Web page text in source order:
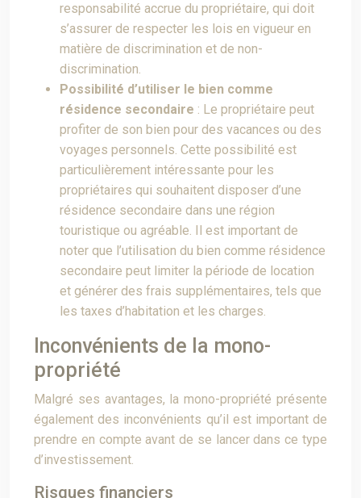
responsabilité accrue du propriétaire, qui doit
s’assurer de respecter les lois en vigueur en
matière de discrimination et de non-
discrimination.
Possibilité d’utiliser le bien comme
résidence secondaire : Le propriétaire peut
profiter de son bien pour des vacances ou des
voyages personnels. Cette possibilité est
particulièrement intéressante pour les
propriétaires qui souhaitent disposer d’une
résidence secondaire dans une région
touristique ou agréable. Il est important de
noter que l’utilisation du bien comme résidence
secondaire peut limiter la période de location
et générer des frais supplémentaires, tels que
les taxes d’habitation et les charges.
Inconvénients de la mono-
propriété
Malgré ses avantages, la mono-propriété présente
également des inconvénients qu’il est important de
prendre en compte avant de se lancer dans ce type
d’investissement.
Risques financiers